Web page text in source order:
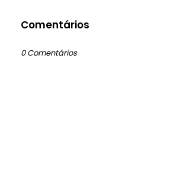
Comentários
0 Comentários